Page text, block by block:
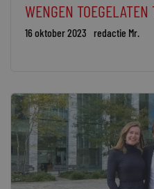
WENGEN TOEGELATEN
16 oktober 2023 redactie Mr.